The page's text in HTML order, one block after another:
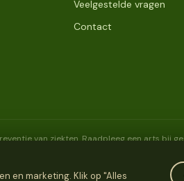
Veelgestelde vragen
Contact
van ziekten. Raadpleeg een arts bij
en marketing. Klik op "Alles